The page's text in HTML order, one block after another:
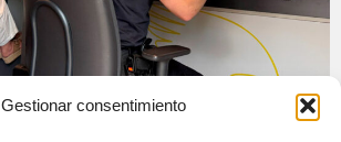
Gestionar consentimiento